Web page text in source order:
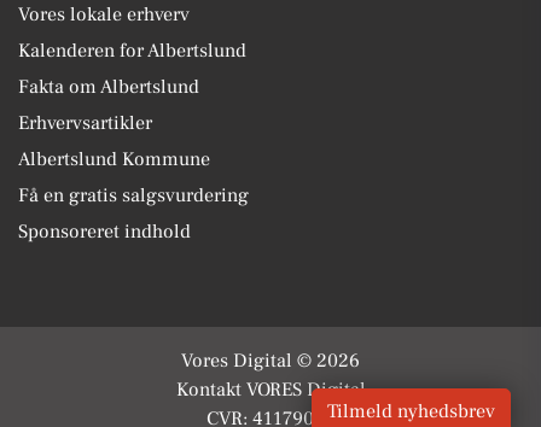
Vores lokale erhverv
Kalenderen for Albertslund
Fakta om Albertslund
Erhvervsartikler
Albertslund Kommune
Få en gratis salgsvurdering
Sponsoreret indhold
Vores Digital © 2026
Kontakt VORES Digital
CVR: 41179082Tilmeld nyhedsbrev